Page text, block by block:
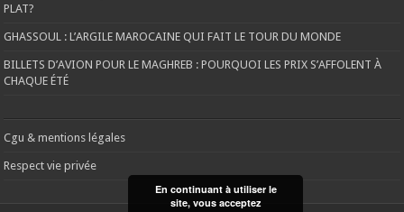
PLAT?
GHASSOUL : L’ARGILE MAROCAINE QUI FAIT LE TOUR DU MONDE
BILLETS D’AVION POUR LE MAGHREB : POURQUOI LES PRIX S’AFFOLENT À
CHAQUE ÉTÉ
Cgu & mentions légales
Respect vie privée
En continuant à utiliser le
site, vous acceptez